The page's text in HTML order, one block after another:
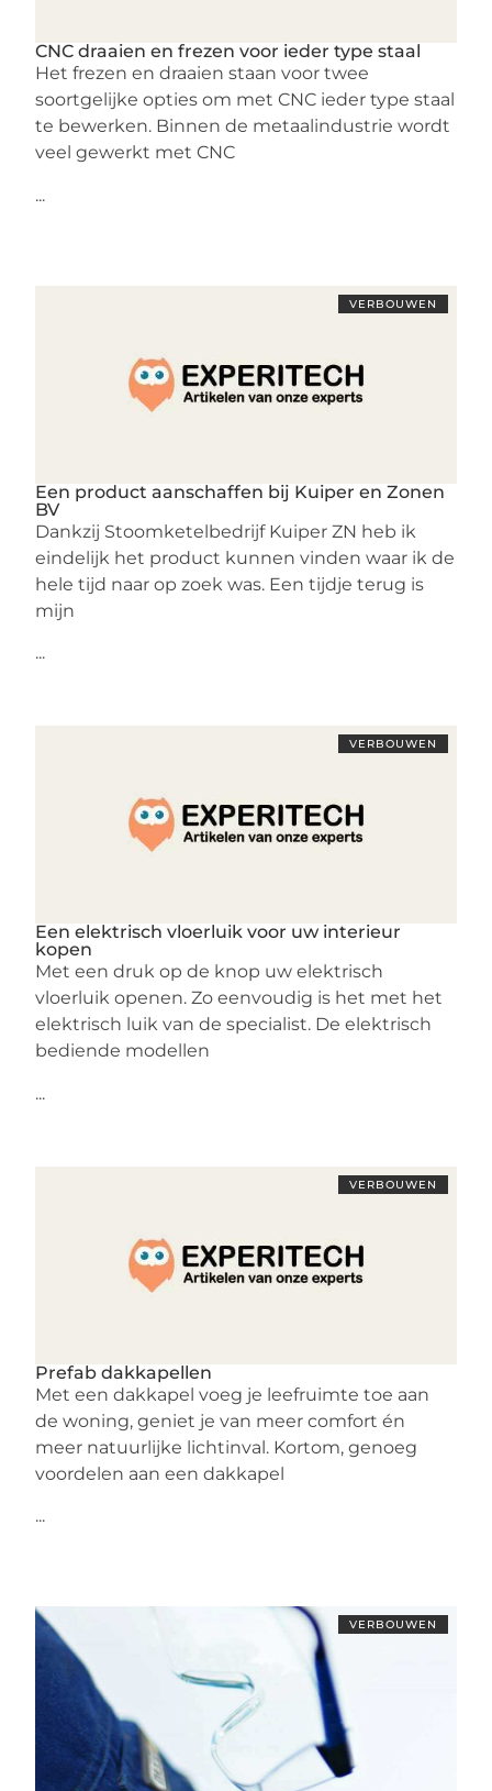
CNC draaien en frezen voor ieder type staal
Het frezen en draaien staan voor twee
soortgelijke opties om met CNC ieder type staal
te bewerken. Binnen de metaalindustrie wordt
veel gewerkt met CNC
...
VERBOUWEN
Een product aanschaffen bij Kuiper en Zonen
BV
Dankzij Stoomketelbedrijf Kuiper ZN heb ik
eindelijk het product kunnen vinden waar ik de
hele tijd naar op zoek was. Een tijdje terug is
mijn
...
VERBOUWEN
Een elektrisch vloerluik voor uw interieur
kopen
Met een druk op de knop uw elektrisch
vloerluik openen. Zo eenvoudig is het met het
elektrisch luik van de specialist. De elektrisch
bediende modellen
...
VERBOUWEN
Prefab dakkapellen
Met een dakkapel voeg je leefruimte toe aan
de woning, geniet je van meer comfort én
meer natuurlijke lichtinval. Kortom, genoeg
voordelen aan een dakkapel
...
VERBOUWEN